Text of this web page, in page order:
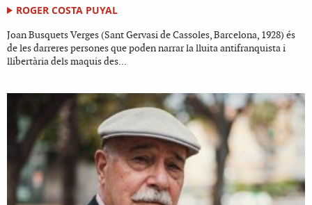
ROGER COSTA PUYAL
Joan Busquets Verges (Sant Gervasi de Cassoles, Barcelona, 1928) és
de les darreres persones que poden narrar la lluita antifranquista i
llibertària dels maquis des...